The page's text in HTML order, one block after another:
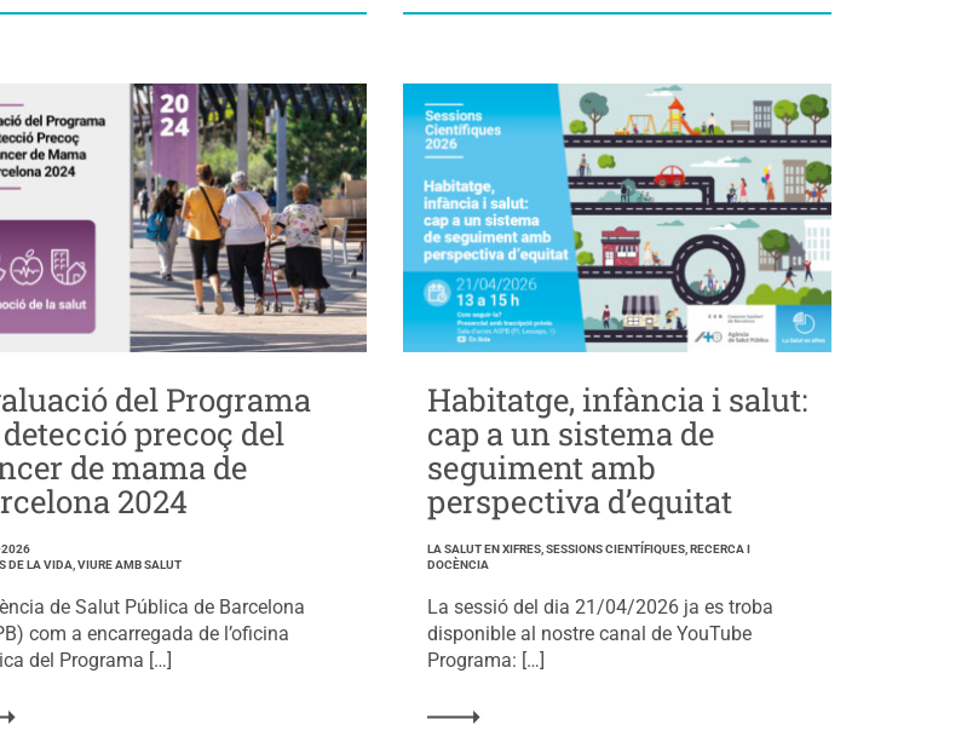
del Programa
detecció precoç del
de mama de
2024
DE LA VIDA, VIURE AMB SALUT
de Salut Pública de Barcelona
com a encarregada de l’oficina
del Programa […]
Habitatge, infància i salut:
cap a un sistema de
seguiment amb
perspectiva d’equitat
LA SALUT EN XIFRES, SESSIONS CIENTÍFIQUES, RECERCA I
DOCÈNCIA
La sessió del dia 21/04/2026 ja es troba
disponible al nostre canal de YouTube
Programa: […]